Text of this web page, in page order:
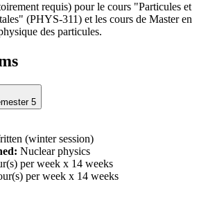
requis) pour le cours "Particules et
(PHYS-311) et les cours de Master en
des particules.
semester 5
(winter session)
Nuclear physics
per week x 14 weeks
per week x 14 weeks